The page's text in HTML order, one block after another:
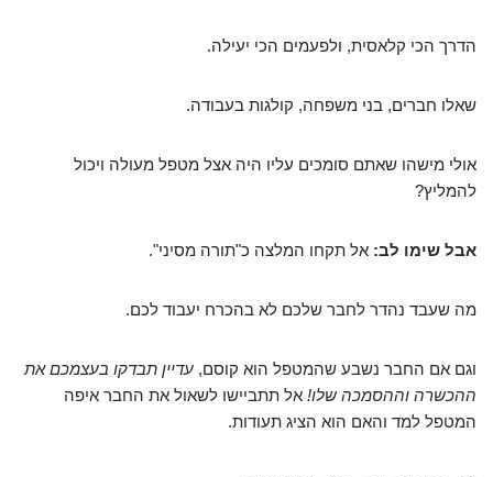
הדרך הכי קלאסית, ולפעמים הכי יעילה.
שאלו חברים, בני משפחה, קולגות בעבודה.
אולי מישהו שאתם סומכים עליו היה אצל מטפל מעולה ויכול
להמליץ?
אבל שימו לב: אל תקחו המלצה כ"תורה מסיני".
מה שעבד נהדר לחבר שלכם לא בהכרח יעבוד לכם.
וגם אם החבר נשבע שהמטפל הוא קוסם, עדיין תבדקו בעצמכם את
ההכשרה וההסמכה שלו! אל תתביישו לשאול את החבר איפה
המטפל למד והאם הוא הציג תעודות.